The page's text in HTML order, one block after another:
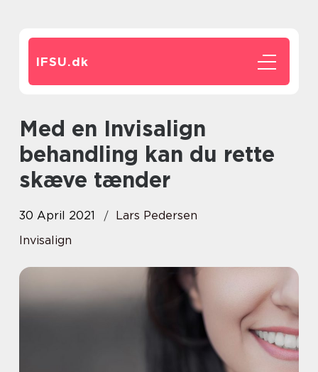
IFSU.dk
Med en Invisalign
behandling kan du rette
skæve tænder
30 April 2021
Lars Pedersen
Invisalign